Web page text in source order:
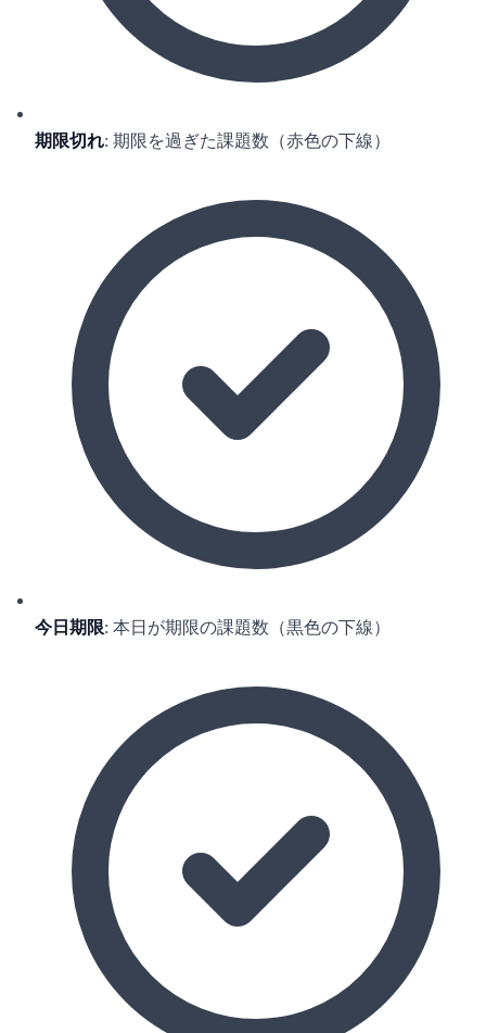
期限切れ: 期限を過ぎた課題数（赤色の下線）
今日期限: 本日が期限の課題数（黒色の下線）